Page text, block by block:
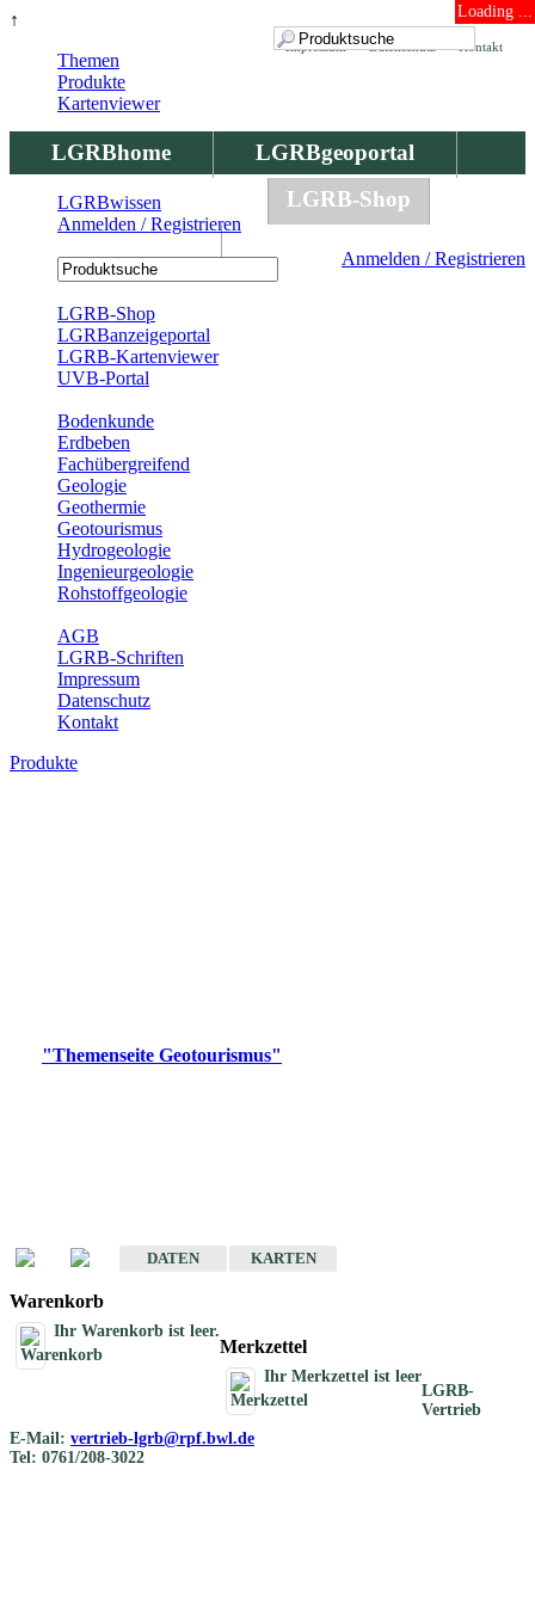
↑ Loading ...
Kontakt
Datenschutz
Impressum
LGRBhome
LGRBgeoportal
LGRBbohrungen
LGRB-Shop
Anmelden / Registrieren
Themen
Produkte
Kartenviewer
LGRBwissen
Anmelden / Registrieren
LGRB-Shop
LGRBanzeigeportal
LGRB-Kartenviewer
UVB-Portal
Bodenkunde
Erdbeben
Fachübergreifend
Geologie
Geothermie
Geotourismus
Hydrogeologie
Ingenieurgeologie
Rohstoffgeologie
AGB
LGRB-Schriften
Impressum
Datenschutz
Kontakt
Produkte
"Themenseite Geotourismus"
DATEN
KARTEN
Warenkorb
Ihr Warenkorb ist leer.
Merkzettel
Ihr Merkzettel ist leer
LGRB-
Vertrieb
E-Mail: vertrieb-lgrb@rpf.bwl.de
Tel: 0761/208-3022